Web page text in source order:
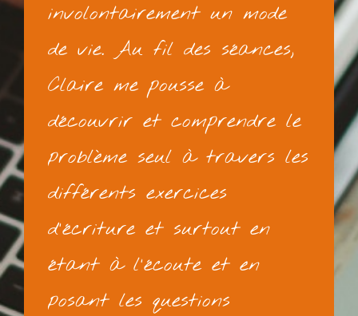
involontairement un mode
de vie. Au fil des séances,
Claire me pousse à
découvrir et comprendre le
problème seul à travers les
différents exercices
d'écriture et surtout en
étant à l'écoute et en
posant les questions